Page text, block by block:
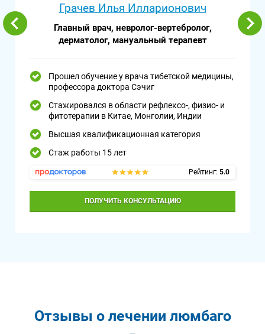
Грачев Илья Илларионович
Главный врач, невролог-вертебролог,
дерматолог, мануальный терапевт
Прошел обучение у врача тибетской медицины,
профессора доктора Сэчиг
Стажировался в области рефлексо-, физио- и
фитотерапии в Китае, Монголии, Индии
Высшая квалификационная категория
Стаж работы 15 лет
Рейтинг: 5.0
ПОЛУЧИТЬ КОНСУЛЬТАЦИЮ
Отзывы о лечении люмбаго